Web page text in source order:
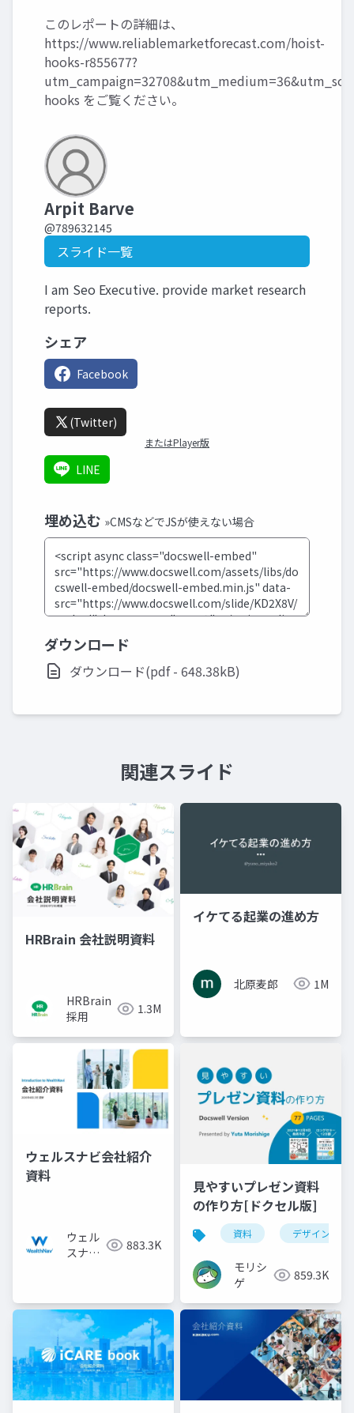
このレポートの詳細は、
https://www.reliablemarketforecast.com/hoist-
hooks-r855677?
hooks をご覧ください。
Arpit Barve
@789632145
スライド一覧
I am Seo Executive. provide market research
reports.
シェア
Facebook
(Twitter)
またはPlayer版
LINE
埋め込む »CMSなどでJSが使えない場合
ダウンロード
ダウンロード(pdf - 648.38kB)
関連スライド
HRBrain 会社説明資料
HRBrain
採用
1.3M
イケてる起業の進め方
北原麦郎 1M
ウェルスナビ会社紹介
資料
ウェル
スナビ
883.3K
見やすいプレゼン資料
の作り方[ドクセル版]
資料 デザイン
モリシ
ゲ
859.3K